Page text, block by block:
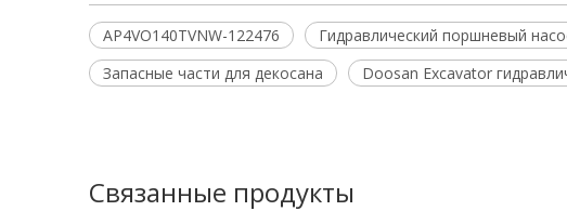
AP4VO140TVNW-122476 Гидравлический поршневый
Запасные части для декосана
Doosan Excavator
Связанные продукты